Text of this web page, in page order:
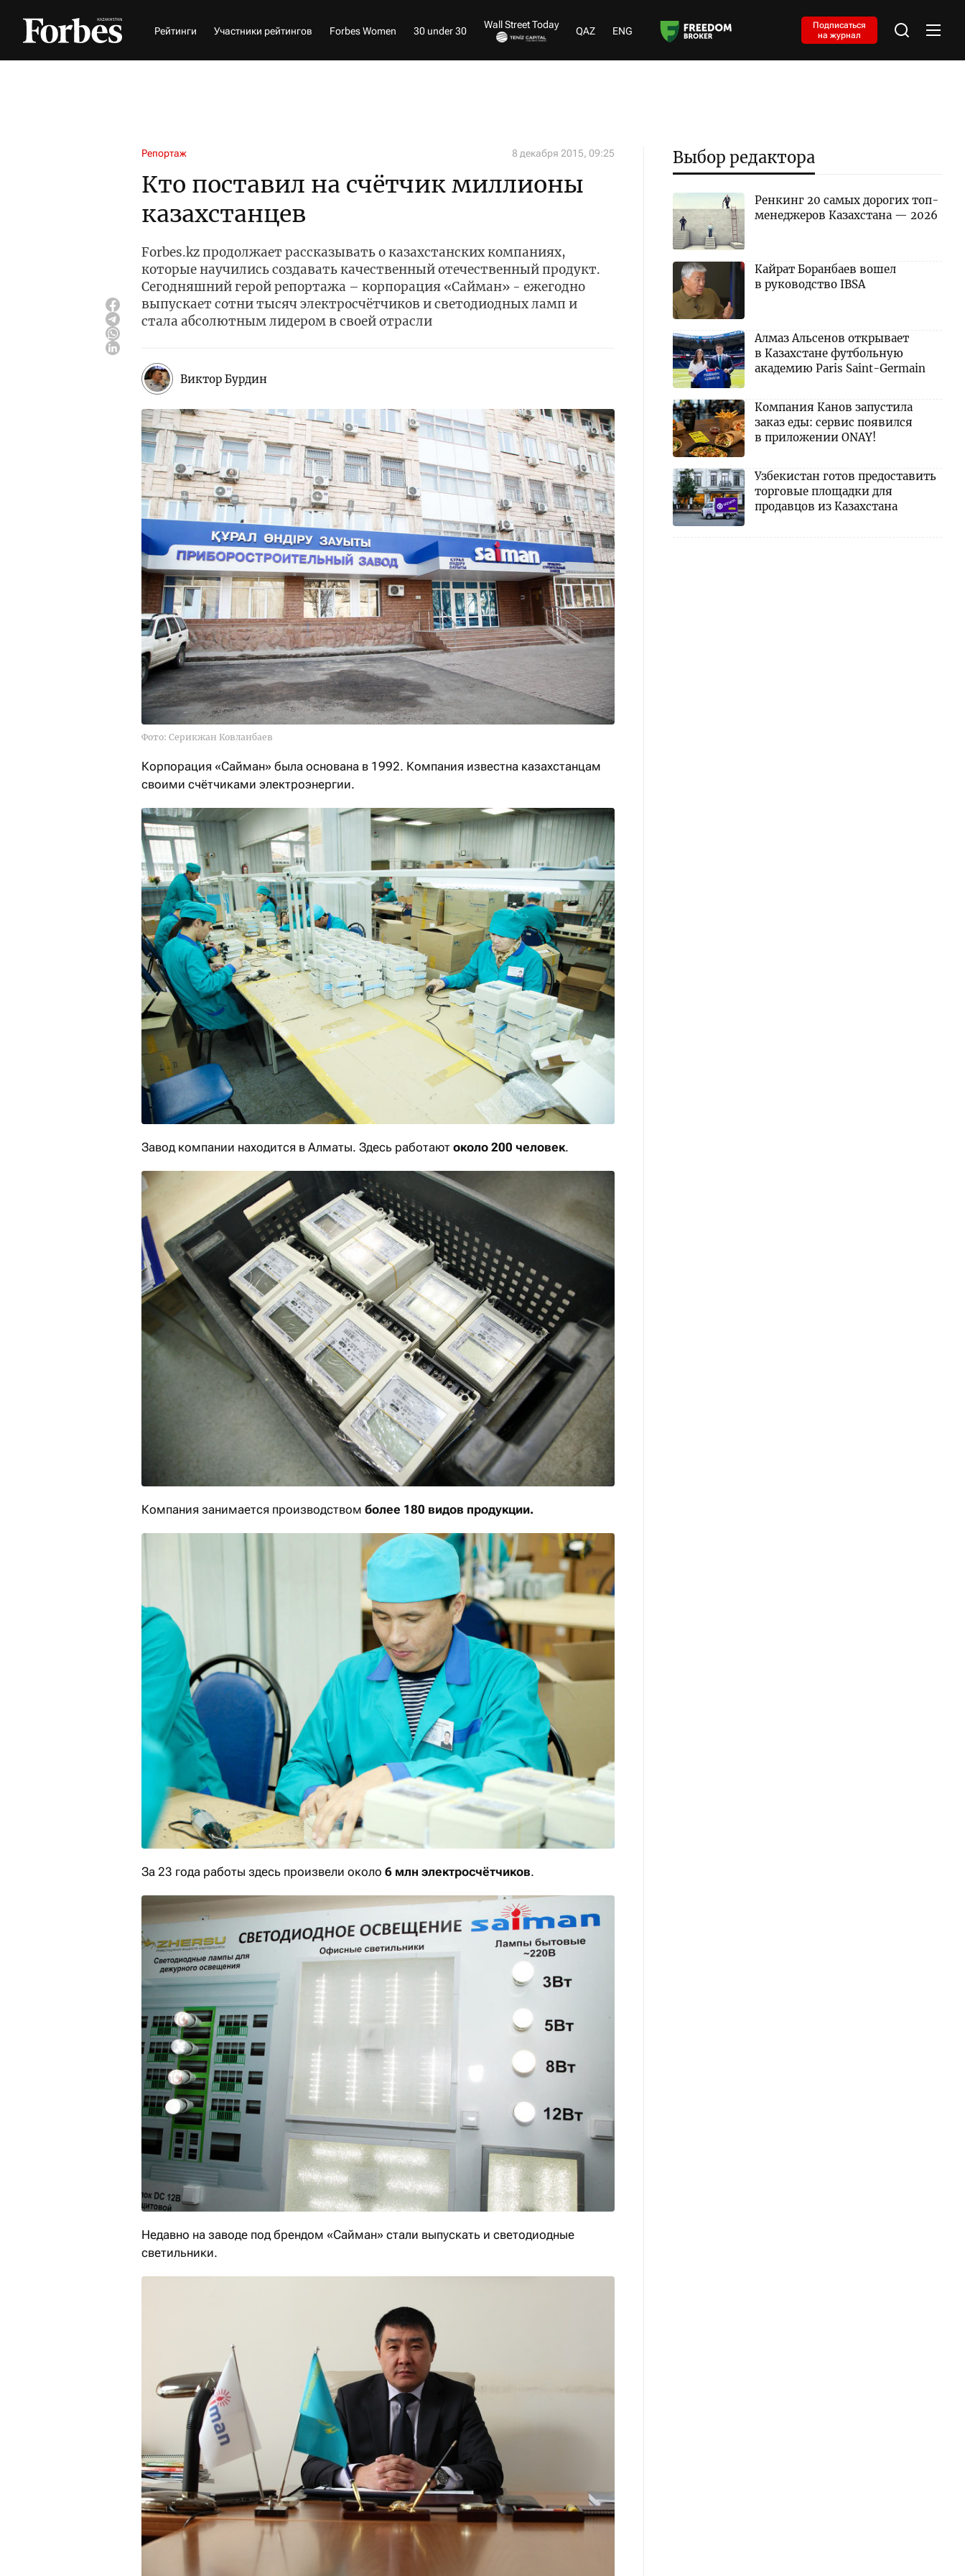
Рейтинги Участники рейтингов Forbes Women 30 under 30
Wall Street Today
QAZ ENG
Подписаться
на журнал
Репортаж 8 декабря 2015, 09:25
Кто поставил на счётчик миллионы
казахстанцев
Forbes.kz продолжает рассказывать о казахстанских компаниях,
которые научились создавать качественный отечественный продукт.
Сегодняшний герой репортажа – корпорация «Сайман» - ежегодно
выпускает сотни тысяч электросчётчиков и светодиодных ламп и
стала абсолютным лидером в своей отрасли
Виктор Бурдин
Фото: Серикжан Ковланбаев
Корпорация «Сайман» была основана в 1992. Компания известна казахстанцам
своими счётчиками электроэнергии.
Завод компании находится в Алматы. Здесь работают около 200 человек.
Компания занимается производством более 180 видов продукции.
За 23 года работы здесь произвели около 6 млн электросчётчиков.
Недавно на заводе под брендом «Сайман» стали выпускать и светодиодные
светильники.
Выбор редактора
Ренкинг 20 самых дорогих топ-
менеджеров Казахстана — 2026
Кайрат Боранбаев вошел
в руководство IBSA
Алмаз Альсенов открывает
в Казахстане футбольную
академию Paris Saint-Germain
Компания Канов запустила
заказ еды: сервис появился
в приложении ONAY!
Узбекистан готов предоставить
торговые площадки для
продавцов из Казахстана